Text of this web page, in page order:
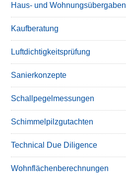
Haus- und Wohnungsübergaben
Kaufberatung
Luftdichtigkeitsprüfung
Sanierkonzepte
Schallpegelmessungen
Schimmelpilzgutachten
Technical Due Diligence
Wohnflächenberechnungen